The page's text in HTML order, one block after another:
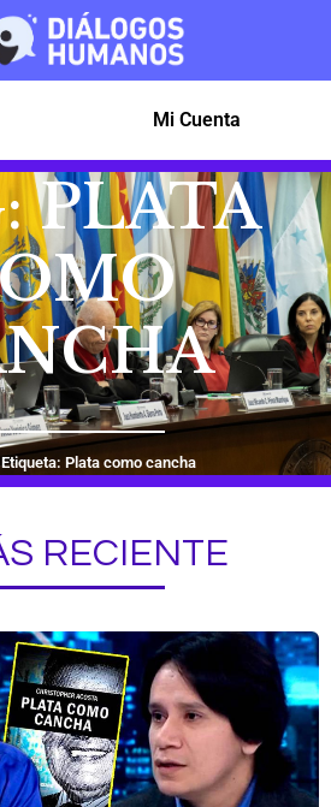
Mi Cuenta
PLATA
Etiqueta: Plata como cancha
RECIENTE